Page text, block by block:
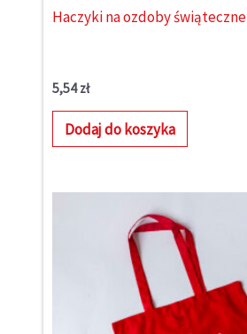
Haczyki na ozdoby świąteczne
5,54zł
Dodaj do koszyka